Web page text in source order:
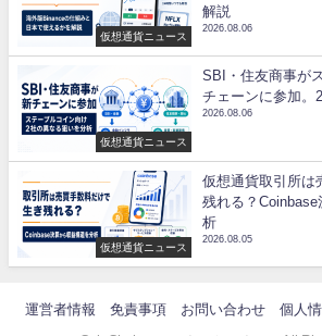
仮想通貨ニュース
解説
2026.08.06
仮想通貨ニュース
SBI・住友商事が
チェーンに参加。
2026.08.06
仮想通貨ニュース
仮想通貨取引所は
残れる？
析
2026.08.05
運営者情報 免責事項 お問い合わせ 個人